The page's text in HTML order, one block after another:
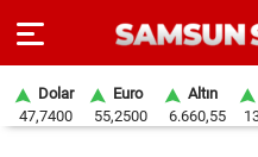
Dolar
47,7400
Euro
55,2500
Altın
6.660,55